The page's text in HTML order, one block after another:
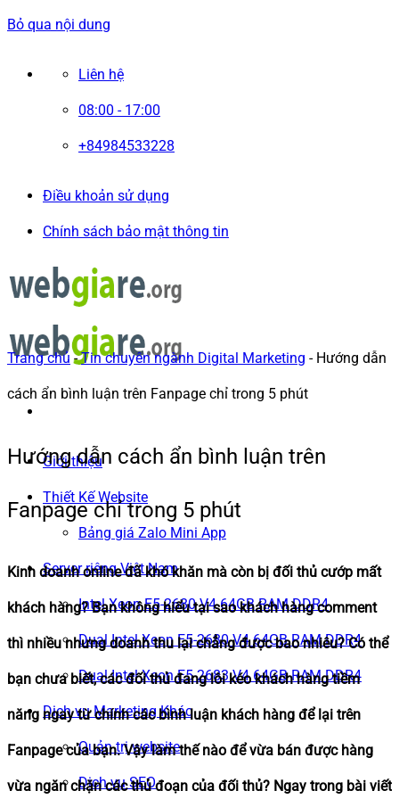
Bỏ qua nội dung
Liên hệ
08:00 - 17:00
+84984533228
Điều khoản sử dụng
Chính sách bảo mật thông tin
Giới thiệu
Thiết Kế Website
Bảng giá Zalo Mini App
Server riêng Việt Nam
Intel Xeon E5-2680 V4 64GB RAM DDR4
Dual Intel Xeon E5-2680 V4 64GB RAM DDR4
Dual Intel Xeon E5-2683 V4 64GB RAM DDR4
Dịch vụ Marketing Khác
Quản trị website
Dịch vụ SEO
Trang chủ -Tin chuyên ngành Digital Marketing - Hướng dẫn
cách ẩn bình luận trên Fanpage chỉ trong 5 phút
Hướng dẫn cách ẩn bình luận trên
Fanpage chỉ trong 5 phút
Kinh doanh online đã khó khăn mà còn bị đối thủ cướp mất
khách hàng? Bạn không hiểu tại sao khách hàng comment
thì nhiều nhưng doanh thu lại chẳng được bao nhiêu? Có thể
bạn chưa biết, các đối thủ đang lôi kéo khách hàng tiềm
năng ngay từ chính các bình luận khách hàng để lại trên
Fanpage của bạn. Vậy làm thế nào để vừa bán được hàng
vừa ngăn chặn các thủ đoạn của đối thủ? Ngay trong bài viết